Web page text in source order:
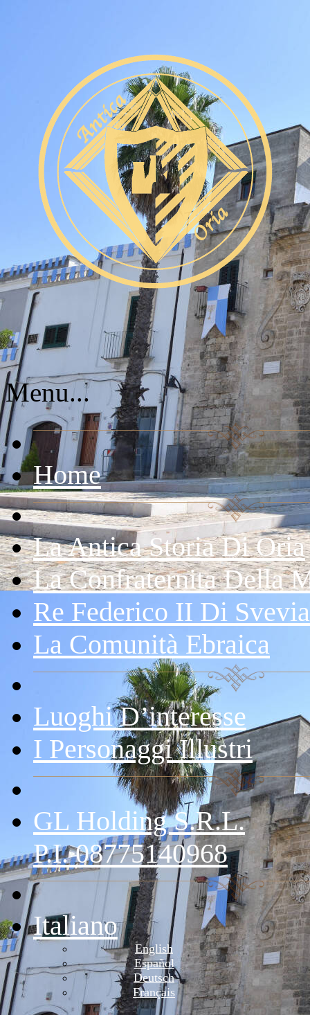
Menu...
Home
La Antica Storia Di Oria
La Confraternita Della
Re Federico II Di Svevia
La Comunità Ebraica
Luoghi D’interesse
I Personaggi Illustri
GL Holding S.r.l.
P.I. 08775140968
Italiano
English
Español
Deutsch
Français